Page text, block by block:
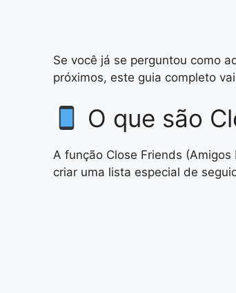
Se você já se perguntou como
próximos, este guia completo
O que são
A função Close Friends
criar uma lista especial de